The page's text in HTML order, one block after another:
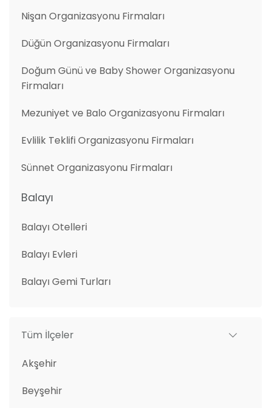
Nişan Organizasyonu Firmaları
Düğün Organizasyonu Firmaları
Doğum Günü ve Baby Shower Organizasyonu
Firmaları
Mezuniyet ve Balo Organizasyonu Firmaları
Evlilik Teklifi Organizasyonu Firmaları
Sünnet Organizasyonu Firmaları
Balayı
Balayı Otelleri
Balayı Evleri
Balayı Gemi Turları
Tüm İlçeler
Akşehir
Beyşehir